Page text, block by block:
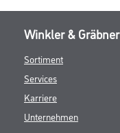
Winkler & Gräbner
Sortiment
Services
Karriere
Unternehmen